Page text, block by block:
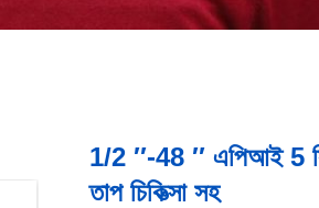
1/2 ′′-48 ′′ এপিআই 5
তাপ চিকিত্সা সহ